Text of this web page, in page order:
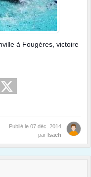
à Fougères, victoire
Publié le 07 déc. 2014
par Isach